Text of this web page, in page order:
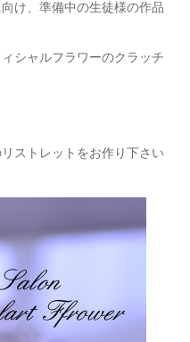
け、準備中の生徒様の作品
シャルフラワーのクラッチ
ストレットをお作り下さい